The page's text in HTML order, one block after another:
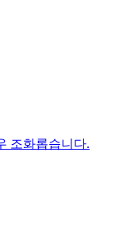
조화롭습니다.